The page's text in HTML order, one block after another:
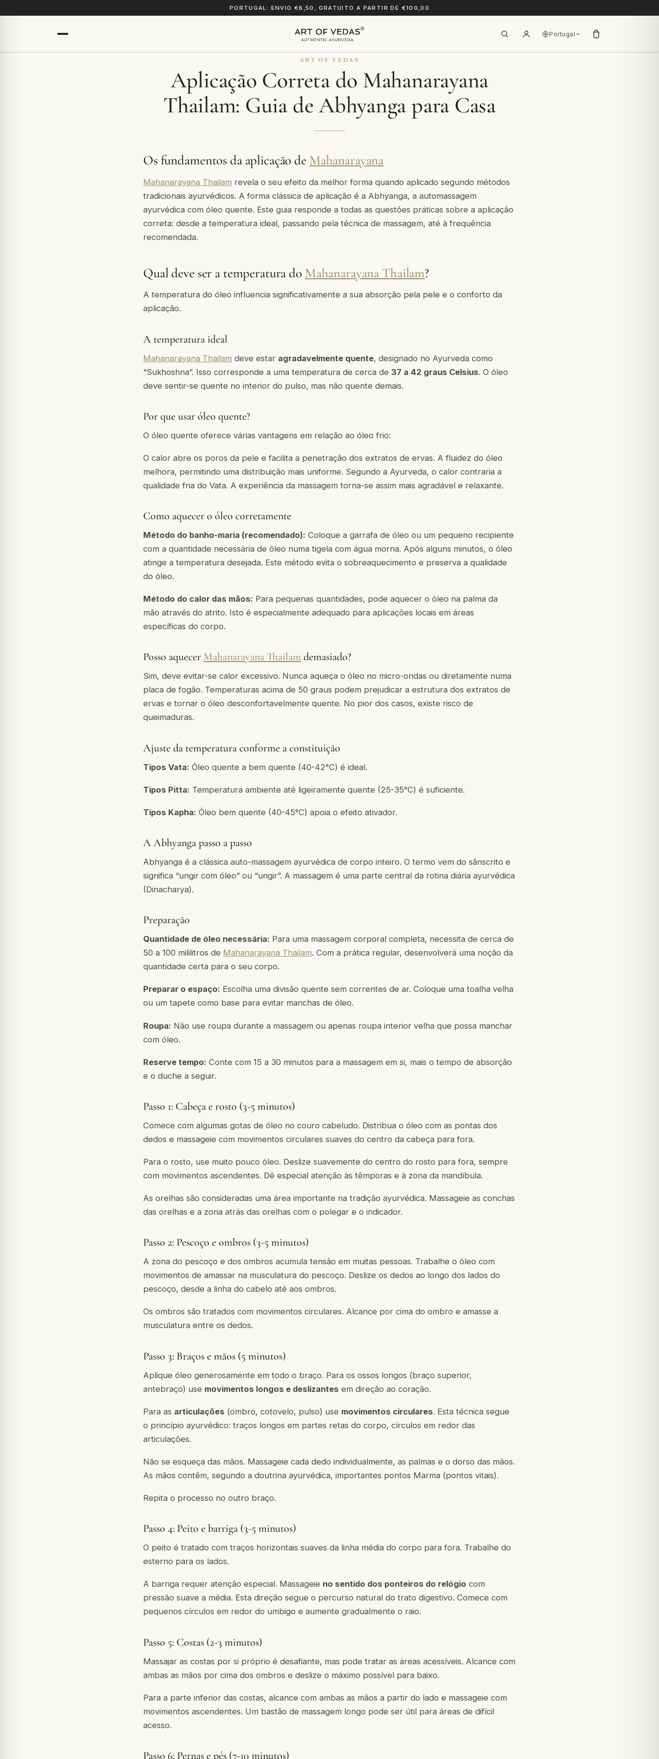
PORTUGAL: ENVIO €6,50, GRATUITO A PARTIR DE €100,00
Portugal
ART OF VEDAS
Aplicação Correta do Mahanarayana
Thailam: Guia de Abhyanga para Casa
Os fundamentos da aplicação de Mahanarayana
Mahanarayana Thailam revela o seu efeito da melhor forma quando aplicado segundo métodos
tradicionais ayurvédicos. A forma clássica de aplicação é a Abhyanga, a automassagem
ayurvédica com óleo quente. Este guia responde a todas as questões práticas sobre a aplicação
correta: desde a temperatura ideal, passando pela técnica de massagem, até à frequência
recomendada.
Qual deve ser a temperatura do Mahanarayana Thailam?
A temperatura do óleo influencia significativamente a sua absorção pela pele e o conforto da
aplicação.
A temperatura ideal
Mahanarayana Thailam deve estar agradavelmente quente, designado no Ayurveda como
“Sukhoshna”. Isso corresponde a uma temperatura de cerca de 37 a 42 graus Celsius. O óleo
deve sentir-se quente no interior do pulso, mas não quente demais.
Por que usar óleo quente?
O óleo quente oferece várias vantagens em relação ao óleo frio:
O calor abre os poros da pele e facilita a penetração dos extratos de ervas. A fluidez do óleo
melhora, permitindo uma distribuição mais uniforme. Segundo a Ayurveda, o calor contraria a
qualidade fria do Vata. A experiência da massagem torna-se assim mais agradável e relaxante.
Como aquecer o óleo corretamente
Método do banho-maria (recomendado): Coloque a garrafa de óleo ou um pequeno recipiente
com a quantidade necessária de óleo numa tigela com água morna. Após alguns minutos, o óleo
atinge a temperatura desejada. Este método evita o sobreaquecimento e preserva a qualidade
do óleo.
Método do calor das mãos: Para pequenas quantidades, pode aquecer o óleo na palma da
mão através do atrito. Isto é especialmente adequado para aplicações locais em áreas
específicas do corpo.
Posso aquecer Mahanarayana Thailam demasiado?
Sim, deve evitar-se calor excessivo. Nunca aqueça o óleo no micro-ondas ou diretamente numa
placa de fogão. Temperaturas acima de 50 graus podem prejudicar a estrutura dos extratos de
ervas e tornar o óleo desconfortavelmente quente. No pior dos casos, existe risco de
queimaduras.
Ajuste da temperatura conforme a constituição
Tipos Vata: Óleo quente a bem quente (40-42°C) é ideal.
Tipos Pitta: Temperatura ambiente até ligeiramente quente (25-35°C) é suficiente.
Tipos Kapha: Óleo bem quente (40-45°C) apoia o efeito ativador.
A Abhyanga passo a passo
Abhyanga é a clássica auto-massagem ayurvédica de corpo inteiro. O termo vem do sânscrito e
significa “ungir com óleo” ou “ungir”. A massagem é uma parte central da rotina diária ayurvédica
(Dinacharya).
Preparação
Quantidade de óleo necessária: Para uma massagem corporal completa, necessita de cerca de
50 a 100 mililitros de Mahanarayana Thailam. Com a prática regular, desenvolverá uma noção da
quantidade certa para o seu corpo.
Preparar o espaço: Escolha uma divisão quente sem correntes de ar. Coloque uma toalha velha
ou um tapete como base para evitar manchas de óleo.
Roupa: Não use roupa durante a massagem ou apenas roupa interior velha que possa manchar
com óleo.
Reserve tempo: Conte com 15 a 30 minutos para a massagem em si, mais o tempo de absorção
e o duche a seguir.
Passo 1: Cabeça e rosto (3-5 minutos)
Comece com algumas gotas de óleo no couro cabeludo. Distribua o óleo com as pontas dos
dedos e massageie com movimentos circulares suaves do centro da cabeça para fora.
Para o rosto, use muito pouco óleo. Deslize suavemente do centro do rosto para fora, sempre
com movimentos ascendentes. Dê especial atenção às têmporas e à zona da mandíbula.
As orelhas são consideradas uma área importante na tradição ayurvédica. Massageie as conchas
das orelhas e a zona atrás das orelhas com o polegar e o indicador.
Passo 2: Pescoço e ombros (3-5 minutos)
A zona do pescoço e dos ombros acumula tensão em muitas pessoas. Trabalhe o óleo com
movimentos de amassar na musculatura do pescoço. Deslize os dedos ao longo dos lados do
pescoço, desde a linha do cabelo até aos ombros.
Os ombros são tratados com movimentos circulares. Alcance por cima do ombro e amasse a
musculatura entre os dedos.
Passo 3: Braços e mãos (5 minutos)
Aplique óleo generosamente em todo o braço. Para os ossos longos (braço superior,
antebraço) use movimentos longos e deslizantes em direção ao coração.
Para as articulações (ombro, cotovelo, pulso) use movimentos circulares. Esta técnica segue
o princípio ayurvédico: traços longos em partes retas do corpo, círculos em redor das
articulações.
Não se esqueça das mãos. Massageie cada dedo individualmente, as palmas e o dorso das mãos.
As mãos contêm, segundo a doutrina ayurvédica, importantes pontos Marma (pontos vitais).
Repita o processo no outro braço.
Passo 4: Peito e barriga (3-5 minutos)
O peito é tratado com traços horizontais suaves da linha média do corpo para fora. Trabalhe do
esterno para os lados.
A barriga requer atenção especial. Massageie no sentido dos ponteiros do relógio com
pressão suave a média. Esta direção segue o percurso natural do trato digestivo. Comece com
pequenos círculos em redor do umbigo e aumente gradualmente o raio.
Passo 5: Costas (2-3 minutos)
Massajar as costas por si próprio é desafiante, mas pode tratar as áreas acessíveis. Alcance com
ambas as mãos por cima dos ombros e deslize o máximo possível para baixo.
Para a parte inferior das costas, alcance com ambas as mãos a partir do lado e massageie com
movimentos ascendentes. Um bastão de massagem longo pode ser útil para áreas de difícil
acesso.
Passo 6: Pernas e pés (7-10 minutos)